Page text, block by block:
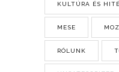
KULTÚRA ÉS
MESE
RÓLUNK